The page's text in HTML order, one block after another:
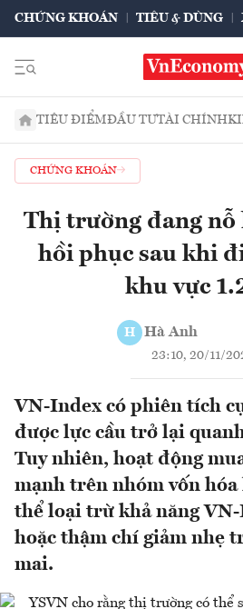
CHỨNG KHOÁN TIÊU & DÙNG
TIÊU ĐIỂMĐẦU TƯTÀI CHÍNH
CHỨNG KHOÁN
Thị trường đang nỗ
hồi phục sau khi
khu vực
H Hà Anh
23:10, 20/11/
VN-Index có phiên tích
được lực cầu trở lại
Tuy nhiên, hoạt động
mạnh trên nhóm vốn hóa
thể loại trừ khả năng
hoặc thậm chí giảm nhẹ
mai.